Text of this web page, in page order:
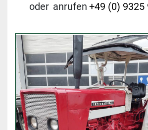
oder anrufen +49 (0) 9325